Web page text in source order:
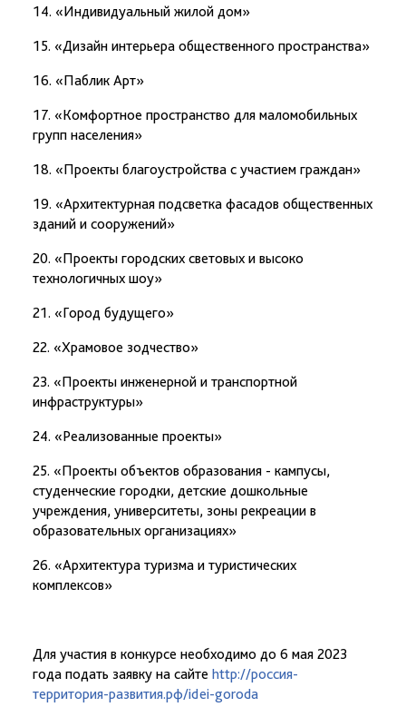
14. «Индивидуальный жилой дом»
15. «Дизайн интерьера общественного пространства»
16. «Паблик Арт»
17. «Комфортное пространство для маломобильных
групп населения»
18. «Проекты благоустройства с участием граждан»
19. «Архитектурная подсветка фасадов общественных
зданий и сооружений»
20. «Проекты городских световых и высоко
технологичных шоу»
21. «Город будущего»
22. «Храмовое зодчество»
23. «Проекты инженерной и транспортной
инфраструктуры»
24. «Реализованные проекты»
25. «Проекты объектов образования - кампусы,
студенческие городки, детские дошкольные
учреждения, университеты, зоны рекреации в
образовательных организациях»
26. «Архитектура туризма и туристических
комплексов»
Для участия в конкурсе необходимо до 6 мая 2023
года подать заявку на сайте http://россия-
территория-развития.рф/idei-goroda